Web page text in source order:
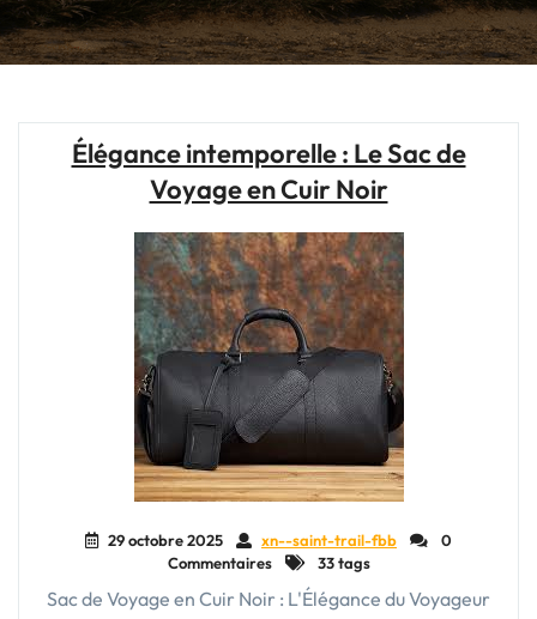
Élégance intemporelle : Le Sac de
Voyage en Cuir Noir
29 octobre 2025 xn--saint-trail-fbb
0
Commentaires
33 tags
Sac de Voyage en Cuir Noir : L'Élégance du Voyageur